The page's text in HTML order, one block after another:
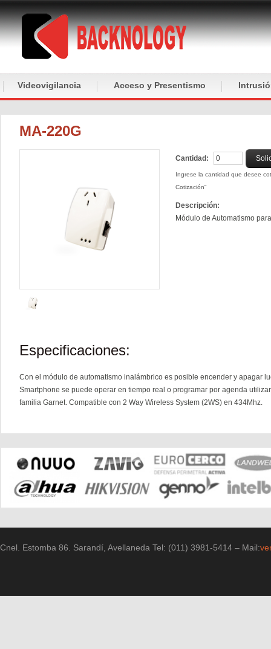
Videovigilancia Acceso y Presentismo
MA-220G
Cantidad:
Ingrese la cantidad que desee
Cotización"
Descripción:
Módulo de Automatismo
Especificaciones:
Con el módulo de automatismo inalámbrico es posible encender y apagar
Smartphone se puede operar en tiempo real o programar por agenda
familia Garnet. Compatible con 2 Way Wireless System (2WS) en 434Mhz.
Cnel. Estomba 86. Sarandí, Avellaneda Tel: (011) 3981-5414 – Mail: